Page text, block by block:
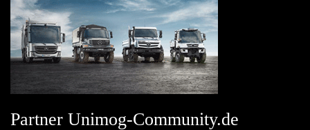
Partner Unimog-Community.de